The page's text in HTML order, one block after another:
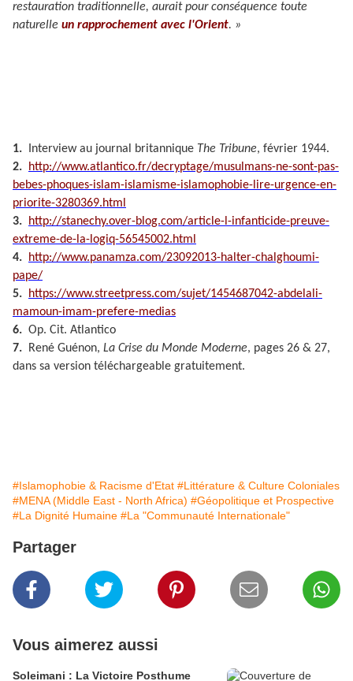
restauration traditionnelle, aurait pour conséquence toute
naturelle un rapprochement avec l'Orient. »
1. Interview au journal britannique The Tribune, février 1944.
2.
http://www.atlantico.fr/decryptage/musulmans-ne-sont-pas-
bebes-phoques-islam-islamisme-islamophobie-lire-urgence-en-
priorite-3280369.html
3.
http://stanechy.over-blog.com/article-l-infanticide-preuve-
extreme-de-la-logiq-56545002.html
4.
http://www.panamza.com/23092013-halter-chalghoumi-
pape/
5.
https://www.streetpress.com/sujet/1454687042-abdelali-
mamoun-imam-prefere-medias
6. Op. Cit. Atlantico
7. René Guénon, La Crise du Monde Moderne, pages 26 & 27,
dans sa version téléchargeable gratuitement.
#Islamophobie & Racisme d'Etat #Littérature & Culture Coloniales
#MENA (Middle East - North Africa) #Géopolitique et Prospective
#La Dignité Humaine #La "Communauté Internationale"
Partager
Vous aimerez aussi
Soleimani : La Victoire Posthume